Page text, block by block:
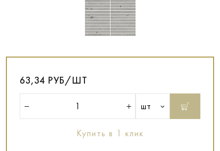
63,34 РУБ/ШТ
шт
Купить в 1 клик